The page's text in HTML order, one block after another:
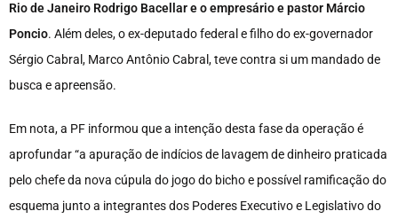
Rio de Janeiro Rodrigo Bacellar e o empresário e pastor Márcio
Poncio. Além deles, o ex-deputado federal e filho do ex-governador
Sérgio Cabral, Marco Antônio Cabral, teve contra si um mandado de
busca e apreensão.
Em nota, a PF informou que a intenção desta fase da operação é
aprofundar “a apuração de indícios de lavagem de dinheiro praticada
pelo chefe da nova cúpula do jogo do bicho e possível ramificação do
esquema junto a integrantes dos Poderes Executivo e Legislativo do